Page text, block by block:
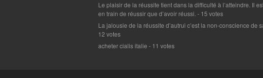
Le plaisir de la réussite tient dans la difficulté à l’atteindre. Il
en train de réussir que d’avoir réussi. - 15 votes
La jalousie de la réussite d’autrui c’est la non-conscience de
12 votes
acheter cialis italie - 11 votes